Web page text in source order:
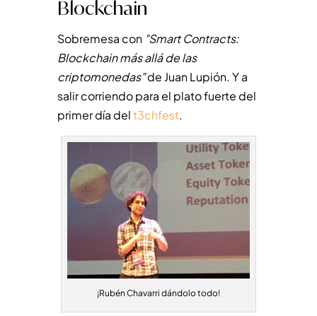
Blockchain
Sobremesa con "Smart Contracts:
Blockchain más allá de las
criptomonedas"de Juan Lupión. Y a
salir corriendo para el plato fuerte del
primer día delt3chfest.
¡Rubén Chavarri dándolo todo!